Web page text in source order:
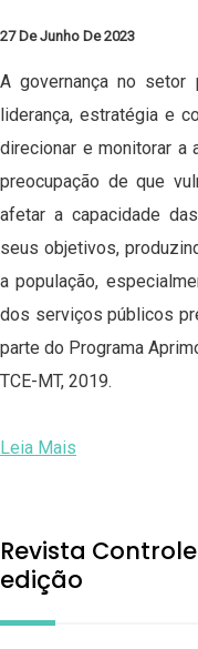
27 De Junho De 2023
A governança no setor
liderança, estratégia e
direcionar e monitorar a
preocupação de que
afetar a capacidade
seus objetivos,
a população,
dos serviços públicos
parte do Programa
TCE-MT, 2019.
Leia Mais
Revista
edição